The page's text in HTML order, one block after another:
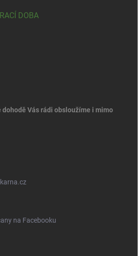
DOBA
Vás rádi obsloužíme i mimo
na Facebooku